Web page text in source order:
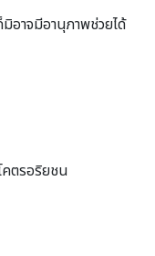
าจมีอานุภาพช่วยได้
คตรอริยชน